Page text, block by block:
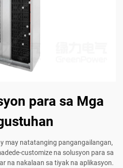
para sa Mga
may natatanging pangangailangan,
customize na solusyon para sa
na nakalaan sa tiyak na aplikasyon.